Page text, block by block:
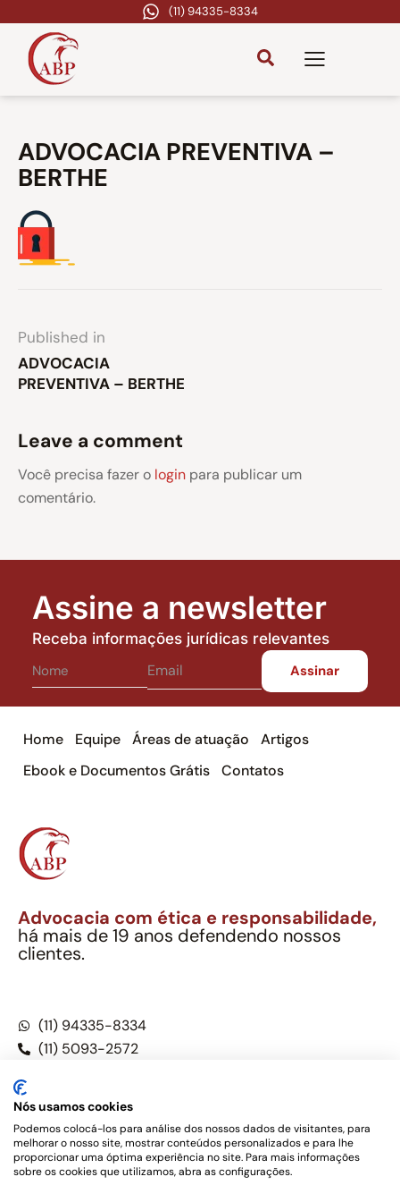
(11) 94335-8334
ADVOCACIA PREVENTIVA –
BERTHE
Published in
ADVOCACIA
PREVENTIVA – BERTHE
Leave a comment
Você precisa fazer o login para publicar um
comentário.
Assine a newsletter
Receba informações jurídicas relevantes
Home Equipe Áreas de atuação
Artigos
Ebook e Documentos Grátis
Contatos
Advocacia com ética e responsabilidade,
há mais de 19 anos defendendo nossos
clientes.
(11) 94335-8334
(11) 5093-2572
Este site não é um produto Meta Platforms, Inc., Google LLC,
tampouco oferece serviços públicos oficiais. Somos um
Nós usamos cookies
Podemos colocá-los para análise dos nossos dados de visitantes, para
melhorar o nosso site, mostrar conteúdos personalizados e para lhe
proporcionar uma óptima experiência no site. Para mais informações
sobre os cookies que utilizamos, abra as configurações.